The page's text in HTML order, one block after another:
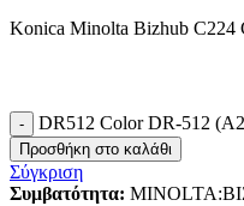
Konica Minolta Bizhub C224
DR512 Color DR-512
Προσθήκη στο καλάθι
Σύγκριση
Συμβατότητα: